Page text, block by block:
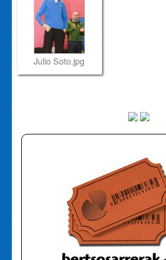
Julio Soto.jpg